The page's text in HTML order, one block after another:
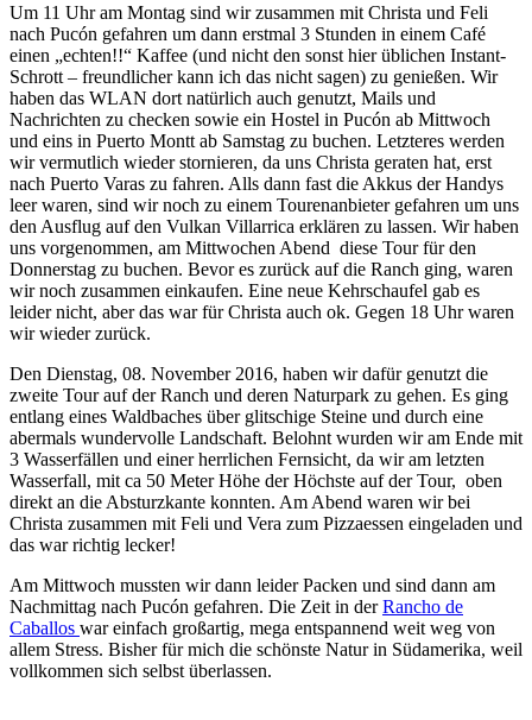
Um 11 Uhr am Montag sind wir zusammen mit Christa und Feli
nach Pucón gefahren um dann erstmal 3 Stunden in einem Café
einen „echten!!“ Kaffee (und nicht den sonst hier üblichen Instant-
Schrott – freundlicher kann ich das nicht sagen) zu genießen. Wir
haben das WLAN dort natürlich auch genutzt, Mails und
Nachrichten zu checken sowie ein Hostel in Pucón ab Mittwoch
und eins in Puerto Montt ab Samstag zu buchen. Letzteres werden
wir vermutlich wieder stornieren, da uns Christa geraten hat, erst
nach Puerto Varas zu fahren. Alls dann fast die Akkus der Handys
leer waren, sind wir noch zu einem Tourenanbieter gefahren um uns
den Ausflug auf den Vulkan Villarrica erklären zu lassen. Wir haben
uns vorgenommen, am Mittwochen Abend diese Tour für den
Donnerstag zu buchen. Bevor es zurück auf die Ranch ging, waren
wir noch zusammen einkaufen. Eine neue Kehrschaufel gab es
leider nicht, aber das war für Christa auch ok. Gegen 18 Uhr waren
wir wieder zurück.
Den Dienstag, 08. November 2016, haben wir dafür genutzt die
zweite Tour auf der Ranch und deren Naturpark zu gehen. Es ging
entlang eines Waldbaches über glitschige Steine und durch eine
abermals wundervolle Landschaft. Belohnt wurden wir am Ende mit
3 Wasserfällen und einer herrlichen Fernsicht, da wir am letzten
Wasserfall, mit ca 50 Meter Höhe der Höchste auf der Tour, oben
direkt an die Absturzkante konnten. Am Abend waren wir bei
Christa zusammen mit Feli und Vera zum Pizzaessen eingeladen und
das war richtig lecker!
Am Mittwoch mussten wir dann leider Packen und sind dann am
Nachmittag nach Pucón gefahren. Die Zeit in derRancho de
Caballos war einfach großartig, mega entspannend weit weg von
allem Stress. Bisher für mich die schönste Natur in Südamerika, weil
vollkommen sich selbst überlassen.